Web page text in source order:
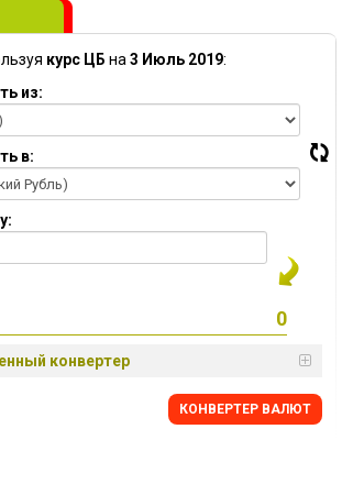
курс ЦБ на 3 Июль 2019:
из:
в:
конвертер
КОНВЕРТЕР ВАЛЮТ